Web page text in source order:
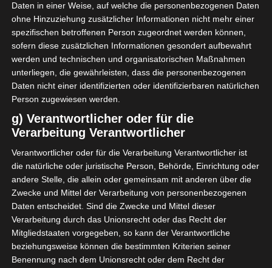
Das ideale Sommergebäck an warmen
Tagen, Macarons.
Daten in einer Weise, auf welche die personenbezogenen Daten
ohne Hinzuziehung zusätzlicher Informationen nicht mehr einer
spezifischen betroffenen Person zugeordnet werden können,
sofern diese zusätzlichen Informationen gesondert aufbewahrt
werden und technischen und organisatorischen Maßnahmen
unterliegen, die gewährleisten, dass die personenbezogenen
Daten nicht einer identifizierten oder identifizierbaren natürlichen
Person zugewiesen werden.
g) Verantwortlicher oder für die
Verarbeitung Verantwortlicher
Verantwortlicher oder für die Verarbeitung Verantwortlicher ist
die natürliche oder juristische Person, Behörde, Einrichtung oder
andere Stelle, die allein oder gemeinsam mit anderen über die
Zwecke und Mittel der Verarbeitung von personenbezogenen
Daten entscheidet. Sind die Zwecke und Mittel dieser
Verarbeitung durch das Unionsrecht oder das Recht der
Mitgliedstaaten vorgegeben, so kann der Verantwortliche
beziehungsweise können die bestimmten Kriterien seiner
Benennung nach dem Unionsrecht oder dem Recht der